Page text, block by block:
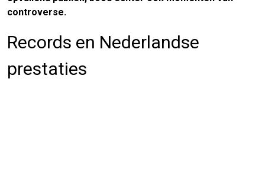
controverse.
Records en Nederlandse
prestaties